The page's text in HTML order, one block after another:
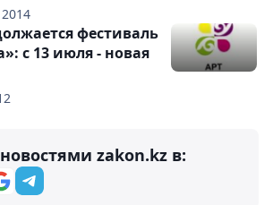
фестиваль
с 13 июля - новая
zakon.kz в: